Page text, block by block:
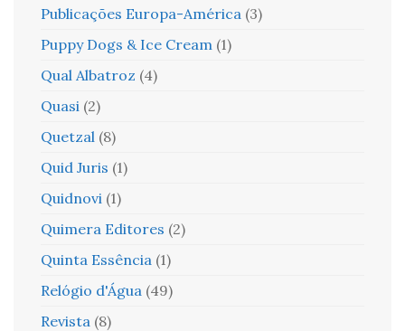
Publicações Europa-América (3)
Puppy Dogs & Ice Cream (1)
Qual Albatroz (4)
Quasi (2)
Quetzal (8)
Quid Juris (1)
Quidnovi (1)
Quimera Editores (2)
Quinta Essência (1)
Relógio d'Água (49)
Revista (8)